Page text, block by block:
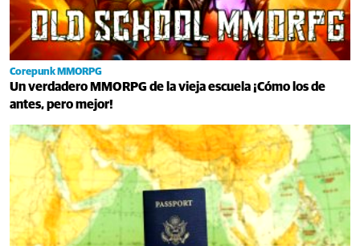
Corepunk MMORPG
Un verdadero MMORPG de la vieja escuela ¡Cómo los de
antes, pero mejor!